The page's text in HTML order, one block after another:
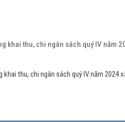
khai thu, chi ngân sách quý IV năm
thu, chi ngân sách quý IV năm 2024